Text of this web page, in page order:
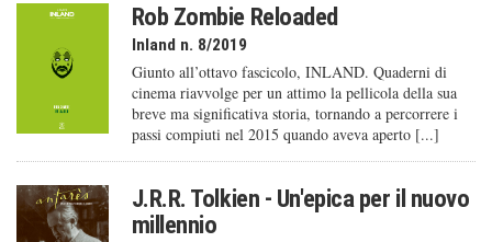
Rob Zombie Reloaded
Inland n. 8/2019
Giunto all’ottavo fascicolo, INLAND. Quaderni di
cinema riavvolge per un attimo la pellicola della sua
breve ma significativa storia, tornando a percorrere i
passi compiuti nel 2015 quando aveva aperto [...]
J.R.R. Tolkien - Un'epica per il nuovo
millennio